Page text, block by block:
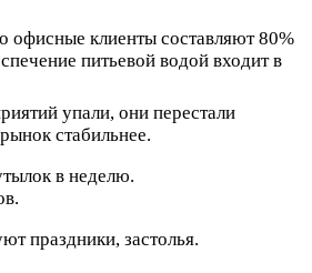
офисные клиенты составляют 80%
питьевой водой входит в
упали, они перестали
стабильнее.
в неделю.
праздники, застолья.